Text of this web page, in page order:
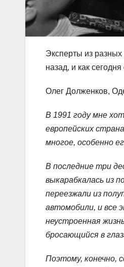
Эксперты из
назад, и как
Олег Долженков,
В 1991 году мне
европейских
многое, особенно
В последние три
выкарабкалась из
переезжали из
автомобили, и все
неустроенная
бросающийся в
Поэтому, конечно,